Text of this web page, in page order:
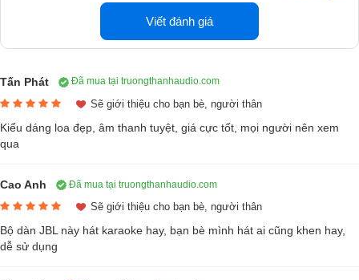
trong. Ngoài ra, loa KH512 cũng rất thân thiện với các thiết bị khác và
rất dễ dàng đấu nối và điều chỉnh.Viết đánh giá
Tấn Phát Đã mua tại truongthanhaudio.com
Sẽ giới thiệu cho bạn bè, người thân
Kiểu dáng loa đẹp, âm thanh tuyệt, giá cực tốt, mọi người nên xem
qua
Cao Anh Đã mua tại truongthanhaudio.com
Sẽ giới thiệu cho bạn bè, người thân
Bộ dàn JBL này hát karaoke hay, bạn bè mình hát ai cũng khen hay,
dễ sử dụng